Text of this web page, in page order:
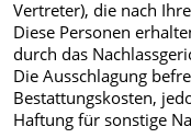
Vertreter), die nach
Diese Personen
durch das
Die Ausschlagung
Bestattungskosten,
Haftung für sonstige